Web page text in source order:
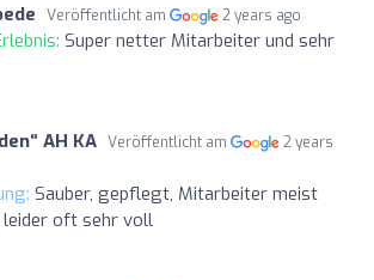
Veröffentlicht am 2 years ago
Super netter Mitarbeiter und sehr
AH KA Veröffentlicht am
2 years
Sauber, gepflegt, Mitarbeiter meist
leider oft sehr voll